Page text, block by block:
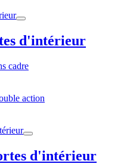
d'intérieur
cadre
action
d'intérieur